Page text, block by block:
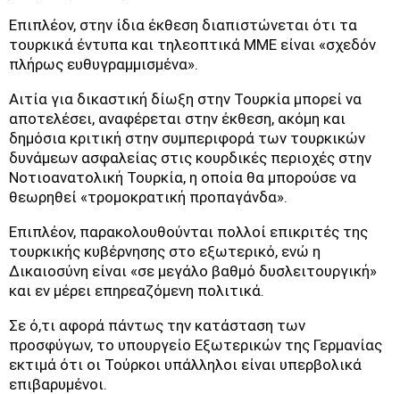
Επιπλέον, στην ίδια έκθεση διαπιστώνεται ότι τα
τουρκικά έντυπα και τηλεοπτικά ΜΜΕ είναι «σχεδόν
πλήρως ευθυγραμμισμένα».
Αιτία για δικαστική δίωξη στην Τουρκία μπορεί να
αποτελέσει, αναφέρεται στην έκθεση, ακόμη και
δημόσια κριτική στην συμπεριφορά των τουρκικών
δυνάμεων ασφαλείας στις κουρδικές περιοχές στην
Νοτιοανατολική Τουρκία, η οποία θα μπορούσε να
θεωρηθεί «τρομοκρατική προπαγάνδα».
Επιπλέον, παρακολουθούνται πολλοί επικριτές της
τουρκικής κυβέρνησης στο εξωτερικό, ενώ η
Δικαιοσύνη είναι «σε μεγάλο βαθμό δυσλειτουργική»
και εν μέρει επηρεαζόμενη πολιτικά.
Σε ό,τι αφορά πάντως την κατάσταση των
προσφύγων, το υπουργείο Εξωτερικών της Γερμανίας
εκτιμά ότι οι Τούρκοι υπάλληλοι είναι υπερβολικά
επιβαρυμένοι.